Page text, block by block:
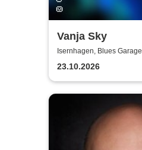
Vanja Sky
Isernhagen, Blues Garage
23.10.2026